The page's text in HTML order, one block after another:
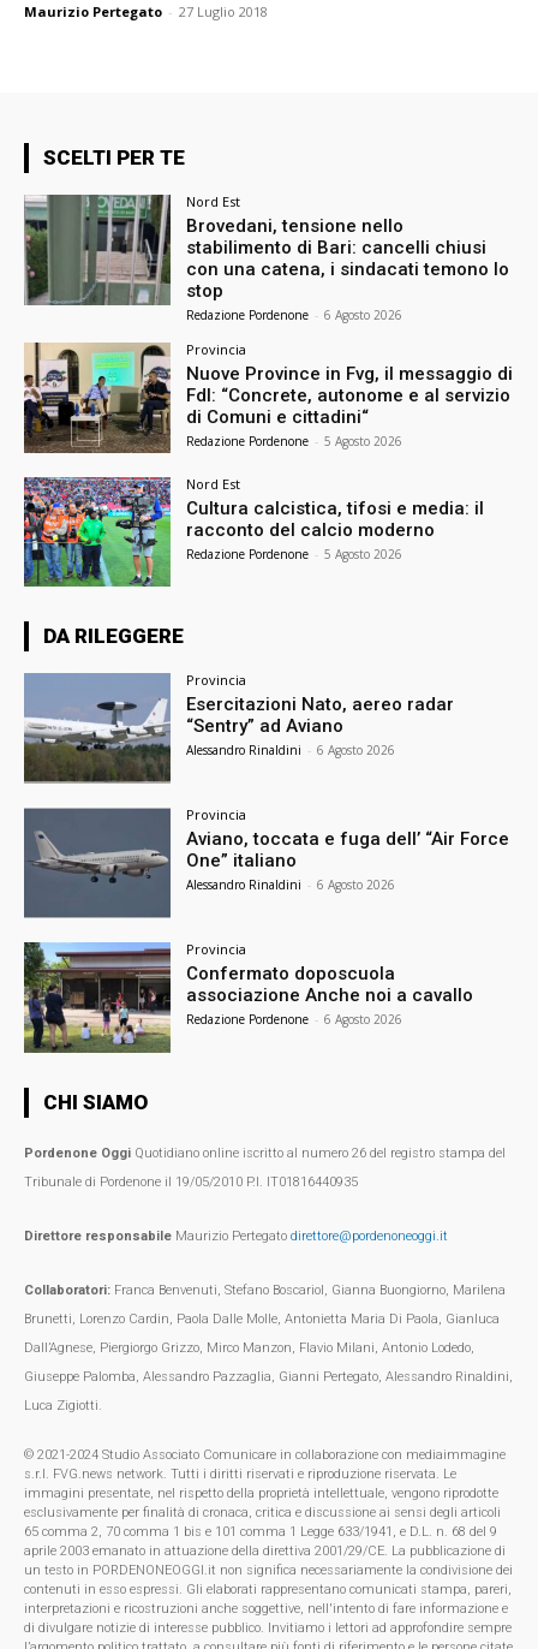
Maurizio Pertegato - 27 Luglio 2018
SCELTI PER TE
Nord Est
Brovedani, tensione nello
stabilimento di Bari: cancelli chiusi
con una catena, i sindacati temono lo
stop
Redazione Pordenone - 6 Agosto 2026
Provincia
Nuove Province in Fvg, il messaggio di
FdI: “Concrete, autonome e al servizio
di Comuni e cittadini“
Redazione Pordenone - 5 Agosto 2026
Nord Est
Cultura calcistica, tifosi e media: il
racconto del calcio moderno
Redazione Pordenone - 5 Agosto 2026
DA RILEGGERE
Provincia
Esercitazioni Nato, aereo radar
“Sentry” ad Aviano
Alessandro Rinaldini - 6 Agosto 2026
Provincia
Aviano, toccata e fuga dell’ “Air Force
One” italiano
Alessandro Rinaldini - 6 Agosto 2026
Provincia
Confermato doposcuola
associazione Anche noi a cavallo
Redazione Pordenone - 6 Agosto 2026
CHI SIAMO
Pordenone Oggi Quotidiano online iscritto al numero 26 del registro stampa del
Tribunale di Pordenone il 19/05/2010 P.I. IT01816440935
Direttore responsabile Maurizio Pertegato direttore@pordenoneoggi.it
Collaboratori: Franca Benvenuti, Stefano Boscariol, Gianna Buongiorno, Marilena
Brunetti, Lorenzo Cardin, Paola Dalle Molle, Antonietta Maria Di Paola, Gianluca
Dall’Agnese, Piergiorgo Grizzo, Mirco Manzon, Flavio Milani, Antonio Lodedo,
Giuseppe Palomba, Alessandro Pazzaglia, Gianni Pertegato, Alessandro Rinaldini,
Luca Zigiotti.
© 2021-2024 Studio Associato Comunicare in collaborazione con mediaimmagine
s.r.l. FVG.news network. Tutti i diritti riservati e riproduzione riservata. Le
immagini presentate, nel rispetto della proprietà intellettuale, vengono riprodotte
esclusivamente per finalità di cronaca, critica e discussione ai sensi degli articoli
65 comma 2, 70 comma 1 bis e 101 comma 1 Legge 633/1941, e D.L. n. 68 del 9
aprile 2003 emanato in attuazione della direttiva 2001/29/CE. La pubblicazione di
un testo in PORDENONEOGGI.it non significa necessariamente la condivisione dei
contenuti in esso espressi. Gli elaborati rappresentano comunicati stampa, pareri,
interpretazioni e ricostruzioni anche soggettive, nell'intento di fare informazione e
di divulgare notizie di interesse pubblico. Invitiamo i lettori ad approfondire sempre